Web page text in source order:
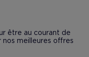
être au courant de
meilleures offres